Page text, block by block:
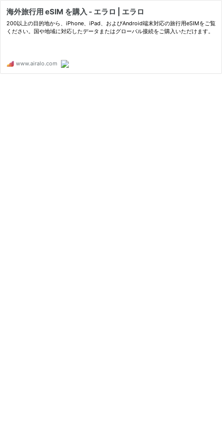
海外旅行用 eSIM を購入 - エラロ | エラロ
200以上の目的地から、iPhone、iPad、およびAndroid端末対応の旅行用eSIMをご覧
ください。国や地域に対応したデータまたはグローバル接続をご購入いただけます。
www.airalo.com